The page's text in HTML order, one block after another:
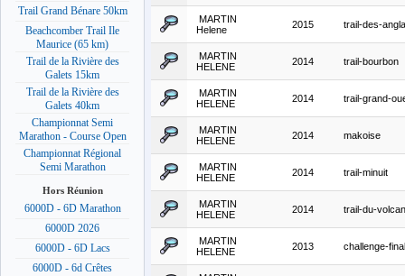
Trail Grand Bénare 50km
Beachcomber Trail Ile
Maurice (65 km)
Trail de la Rivière des
Galets 15km
Trail de la Rivière des
Galets 40km
Championnat Semi
Marathon - Course Open
Championnat Régional
Semi Marathon
Hors Réunion
6000D - 6D Marathon
6000D 2026
6000D - 6D Lacs
6000D - 6d Crêtes
MARTIN
Helene
2015 trail-des-
MARTIN
HELENE
2014 trail-bourbon
MARTIN
HELENE
2014 trail-grand-
MARTIN
HELENE
2014 makoise
MARTIN
HELENE
2014 trail-minuit
MARTIN
HELENE
2014 trail-du-volcan
MARTIN
HELENE
2013 challenge-